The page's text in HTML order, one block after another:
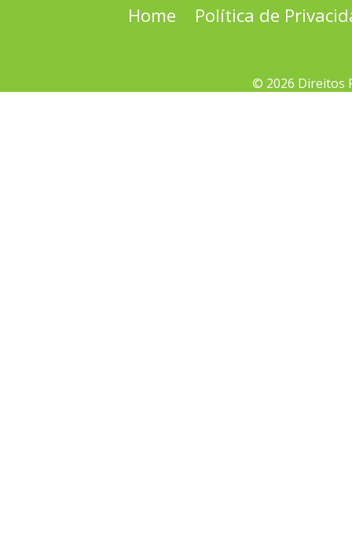
Home Política de
© 2026 Direitos